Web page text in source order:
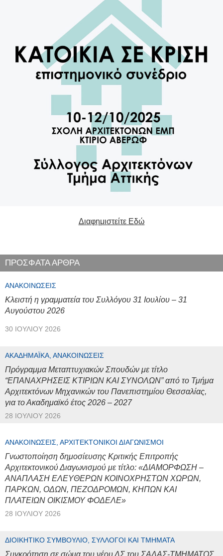
Διαφημιστείτε Εδώ
ΠΡΟΣΦΑΤΑ ΑΡΘΡΑ
ΑΝΑΚΟΙΝΏΣΕΙΣ
Κλειστή η γραμματεία του Συλλόγου 31 Ιουλίου – 31
Αυγούστου 2026
30 ΙΟΥΛΊΟΥ 2026
ΑΚΑΔΗΜΑΪΚΆ, ΑΝΑΚΟΙΝΏΣΕΙΣ
Πρόγραμμα Μεταπτυχιακών Σπουδών με τίτλο
“ΕΠΑΝΑΧΡΗΣΕΙΣ ΚΤΙΡΙΩΝ ΚΑΙ ΣΥΝΟΛΩΝ” από το Τμήμα
Αρχιτεκτόνων Μηχανικών του Πανεπιστημίου Θεσσαλίας,
για το Ακαδημαϊκό έτος 2026 – 2027
28 ΙΟΥΛΊΟΥ 2026
ΑΝΑΚΟΙΝΏΣΕΙΣ, ΑΡΧΙΤΕΚΤΟΝΙΚΟΊ ΔΙΑΓΩΝΙΣΜΟΊ
Γνωστοποίηση δημοσίευσης Κριτικής Επιτροπής
Αρχιτεκτονικού Διαγωνισμού με τίτλο: «ΔΙΑΜΟΡΦΩΣΗ –
ΑΝΑΠΛΑΣΗ ΕΛΕΥΘΕΡΩΝ ΚΟΙΝΟΧΡΗΣΤΩΝ ΧΩΡΩΝ,
ΠΑΡΚΩΝ, ΟΔΩΝ, ΠΕΖΟΔΡΟΜΩΝ, ΚΗΠΩΝ ΚΑΙ
ΠΛΑΤΕΙΩΝ ΟΙΚΙΣΜΟΥ ΦΟΔΕΛΕ»
28 ΙΟΥΛΊΟΥ 2026
ΔΙΟΙΚΗΤΙΚΌ ΣΥΜΒΟΎΛΙΟ, ΣΎΛΛΟΓΟΙ ΚΑΙ ΤΜΉΜΑΤΑ
Συγκρότηση σε σώμα του νέου ΔΣ του ΣΑΔΑΣ-ΤΜΗΜΑΤΟΣ